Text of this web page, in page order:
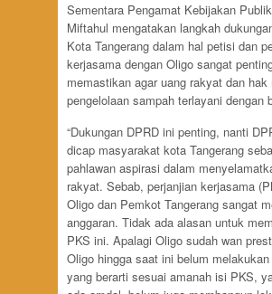
Sementara Pengamat Kebijakan
Miftahul mengatakan langkah
Kota Tangerang dalam hal petisi dan
kerjasama dengan Oligo sangat
memastikan agar uang rakyat dan
pengelolaan sampah terlayani dengan
“Dukungan DPRD ini penting, nanti
dicap masyarakat kota Tangerang
pahlawan aspirasi dalam
rakyat. Sebab, perjanjian kerjasama
Oligo dan Pemkot Tangerang sangat
anggaran. Tidak ada alasan untuk
PKS ini. Apalagi Oligo sudah wan
Oligo hingga saat ini belum
yang berarti sesuai amanah isi PKS,